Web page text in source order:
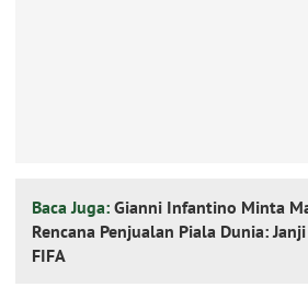
Baca Juga: Gianni Infantino Minta
Rencana Penjualan Piala Dunia:
FIFA